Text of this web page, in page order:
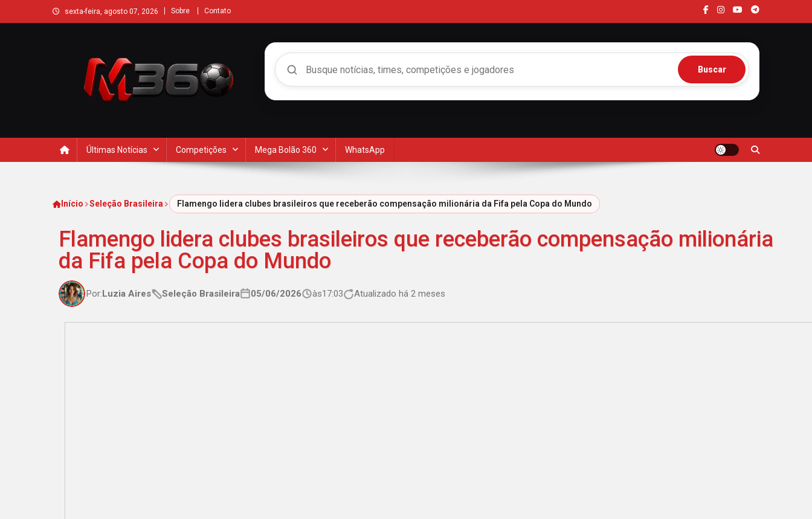
sexta-feira, agosto 07, 2026 Sobre Contato
Buscar no Mengão 360
Buscar
Últimas Notícias Competições Mega Bolão 360 WhatsApp
Início Seleção Brasileira Flamengo lidera clubes brasileiros que receberão compensação milionária da Fifa pela Copa do Mundo
Flamengo lidera clubes brasileiros que receberão compensação milionária
da Fifa pela Copa do Mundo
Por:Luzia Aires Seleção Brasileira 05/06/2026 às17:03 Atualizado há 2 meses